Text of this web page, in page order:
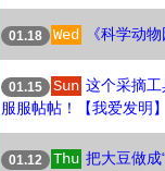
01.18 Wed 《科学动
01.15 Sun 这个采摘
服服帖帖！【我爱发明】
01.12 Thu 把大豆做成